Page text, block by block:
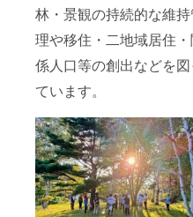
林・景観の持続的な維
理や移住・二地域居住
係人口等の創出などを図
ています。